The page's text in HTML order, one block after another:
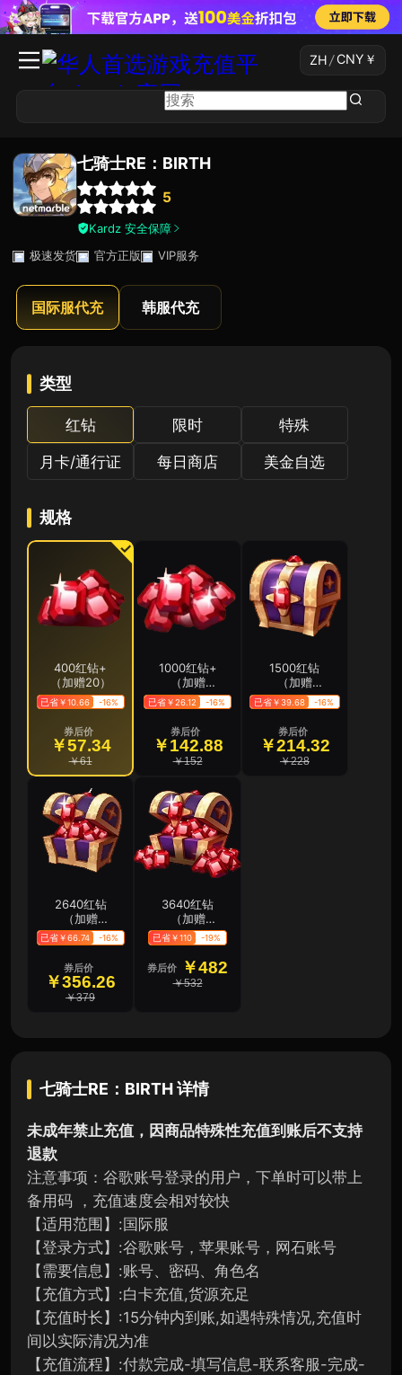
ZH/ CNY ￥
七骑士RE：BIRTH
5
Kardz 安全保障
极速发货
官方正版 VIP服务
国际服代充 韩服代充
类型
红钻 限时 特殊
月卡/通行证 每日商店 美金自选
规格
400红钻+
（加赠20）
已省￥10.66 -16%
券后价
￥57.34
￥61
1000红钻+
（加赠
100）
已省￥26.12 -16%
券后价
￥142.88
￥152
1500红钻
（加赠
200）
已省￥39.68 -16%
券后价
￥214.32
￥228
2640红钻
（加赠
420）
已省￥66.74 -16%
券后价
￥356.26
￥379
3640红钻
（加赠
720）
已省￥110 -19%
券后价 ￥482
￥532
七骑士RE：BIRTH详情
未成年禁止充值，因商品特殊性充值到账后不支持
退款
注意事项：谷歌账号登录的用户，下单时可以带上
备用码 ，充值速度会相对较快
【适用范围】:国际服
【登录方式】:谷歌账号，苹果账号，网石账号
【需要信息】:账号、密码、角色名
【充值方式】:白卡充值,货源充足
【充值时长】:15分钟内到账,如遇特殊情况,充值时
间以实际清况为准
【充值流程】:付款完成-填写信息-联系客服-完成-